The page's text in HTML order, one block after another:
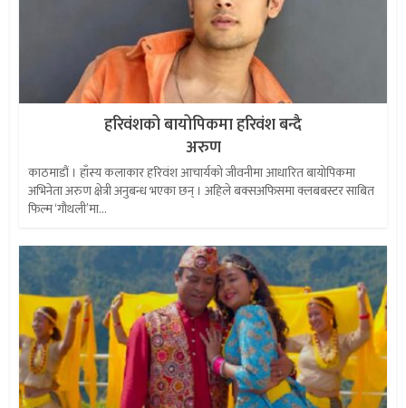
हरिवंशको बायोपिकमा हरिवंश बन्दै
अरुण
काठमाडौं । हाँस्य कलाकार हरिवंश आचार्यको जीवनीमा आधारित बायोपिकमा
अभिनेता अरुण क्षेत्री अनुबन्ध भएका छन् । अहिले बक्सअफिसमा क्लबबस्टर साबित
फिल्म ‘गौथली’मा...